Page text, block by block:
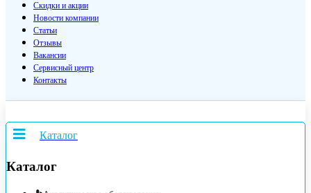
Скидки и акции
Новости компании
Статьи
Отзывы
Вакансии
Сервисный центр
Контакты
Каталог
Каталог